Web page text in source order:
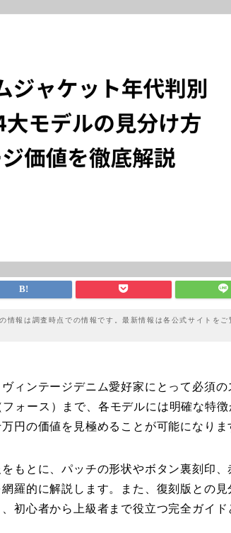
報は調査時点での情報です。最新情報は各公式サイトをご
ィンテージデニム愛好家にとって必須の
ォース）まで、各モデルには明確な特徴
円の価値を見極めることが可能になりま
もとに、パッチの形状やボタン裏刻印、
羅的に解説します。また、復刻版との見
初心者から上級者まで役立つ完全ガイド